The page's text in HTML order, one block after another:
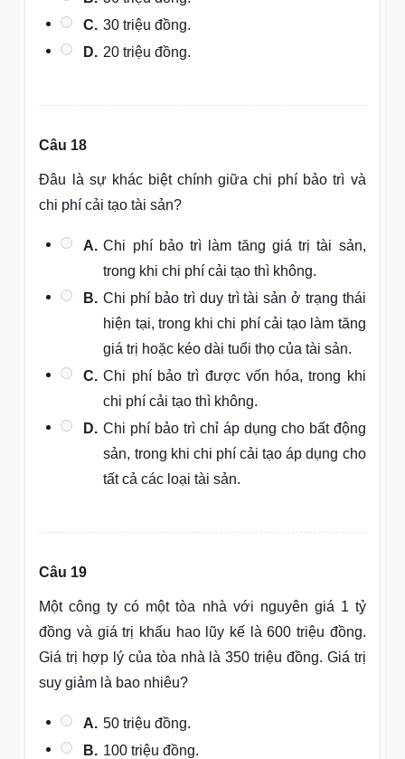
C. 30 triệu đồng.
D. 20 triệu đồng.
Câu 18
Đâu là sự khác biệt chính giữa chi phí bảo trì và
chi phí cải tạo tài sản?
A. Chi phí bảo trì làm tăng giá trị tài sản,
trong khi chi phí cải tạo thì không.
B. Chi phí bảo trì duy trì tài sản ở trạng thái
hiện tại, trong khi chi phí cải tạo làm tăng
giá trị hoặc kéo dài tuổi thọ của tài sản.
C. Chi phí bảo trì được vốn hóa, trong khi
chi phí cải tạo thì không.
D. Chi phí bảo trì chỉ áp dụng cho bất động
sản, trong khi chi phí cải tạo áp dụng cho
tất cả các loại tài sản.
Câu 19
Một công ty có một tòa nhà với nguyên giá 1 tỷ
đồng và giá trị khấu hao lũy kế là 600 triệu đồng.
Giá trị hợp lý của tòa nhà là 350 triệu đồng. Giá trị
suy giảm là bao nhiêu?
A. 50 triệu đồng.
B. 100 triệu đồng.